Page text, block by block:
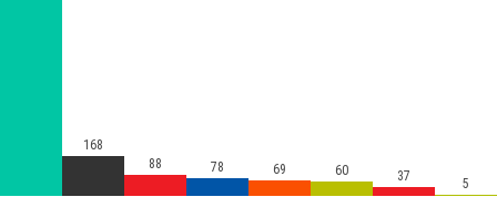
168
88
78 69 60 37 5